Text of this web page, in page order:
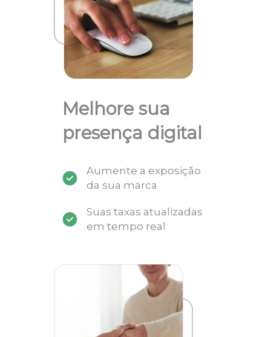
Melhore sua
presença digital
Aumente a exposição
da sua marca
Suas taxas atualizadas
em tempo real